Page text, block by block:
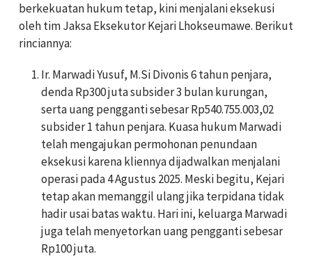
berkekuatan hukum tetap, kini menjalani eksekusi
oleh tim Jaksa Eksekutor Kejari Lhokseumawe. Berikut
rinciannya:
Ir. Marwadi Yusuf, M.Si Divonis 6 tahun penjara,
denda Rp300 juta subsider 3 bulan kurungan,
serta uang pengganti sebesar Rp540.755.003,02
subsider 1 tahun penjara. Kuasa hukum Marwadi
telah mengajukan permohonan penundaan
eksekusi karena kliennya dijadwalkan menjalani
operasi pada 4 Agustus 2025. Meski begitu, Kejari
tetap akan memanggil ulang jika terpidana tidak
hadir usai batas waktu. Hari ini, keluarga Marwadi
juga telah menyetorkan uang pengganti sebesar
Rp100 juta.